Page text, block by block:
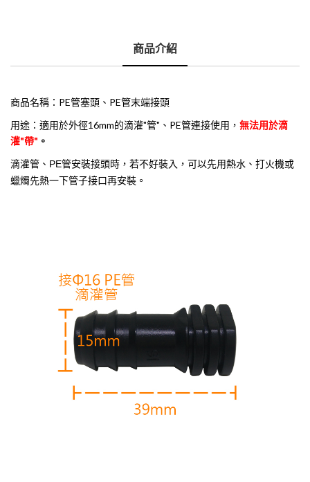
商品介紹
商品名稱：PE管塞頭、PE管末端接頭
用途：適用於外徑16mm的滴灌"管"、PE管連接使用， 無法用於滴
灌"帶" 。
滴灌管、PE管安裝接頭時，若不好裝入，可以先用熱水、打火機或
蠟燭先熱一下管子接口再安裝。